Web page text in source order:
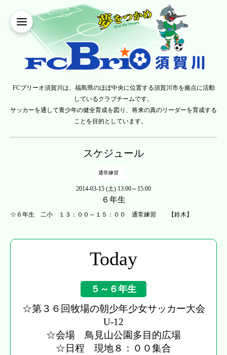
FCブリーオ須賀川は、福島県のほぼ中央に位置する須賀川市を拠点に活動
しているクラブチームです。
サッカーを通して青少年の健全育成を図り、将来の真のリーダーを育成する
ことを目的としています。
スケジュール
通常練習
2014-03-15 (土) 13:00～15:00
６年生
☆６年生 二小 １３：００～１５：００ 通常練習 【鈴木】
Today
５～６年生
☆第３６回牧場の朝少年少女サッカー大会
U-12
☆会場 鳥見山公園多目的広場
☆日程 現地８：００集合